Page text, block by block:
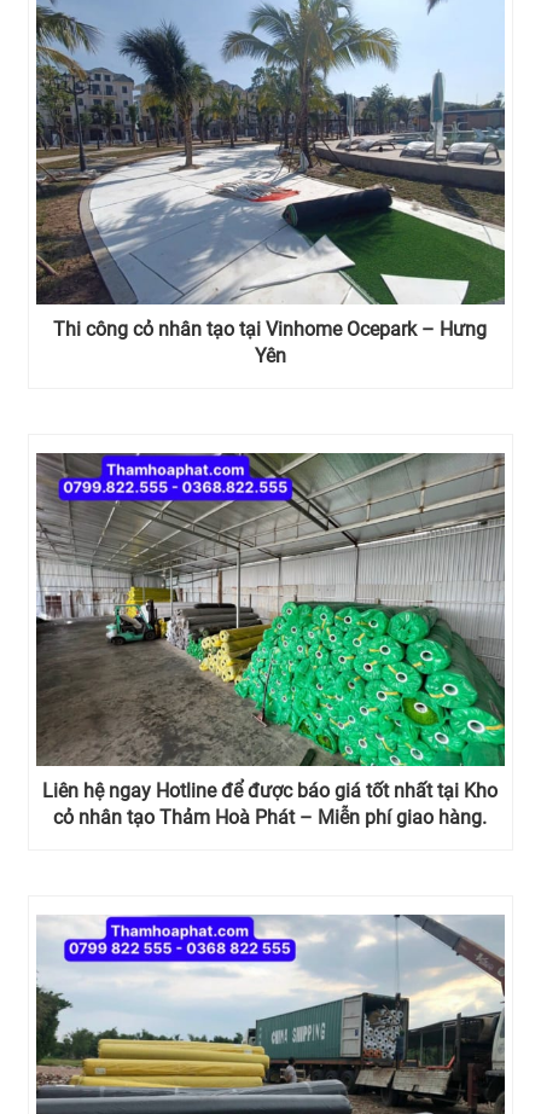
Thi công cỏ nhân tạo tại Vinhome Ocepark – Hưng
Yên
Liên hệ ngay Hotline để được báo giá tốt nhất tại Kho
cỏ nhân tạo Thảm Hoà Phát – Miễn phí giao hàng.